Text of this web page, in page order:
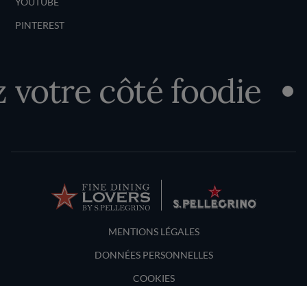
PINTEREST
côté foodie
Terms and Conditions
MENTIONS LÉGALES
DONNÉES PERSONNELLES
COOKIES